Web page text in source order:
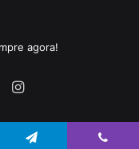
agora!
Instagram